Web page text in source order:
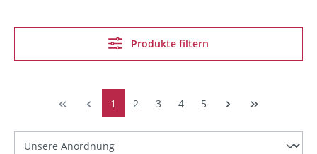
Produkte filtern
1 2 3 4 5